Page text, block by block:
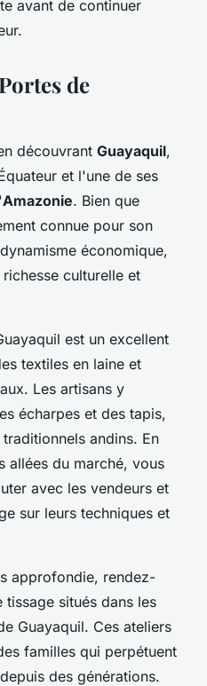
avant de continuer
de
découvrant Guayaquil,
et l'une de ses
Amazonie. Bien que
connue pour son
économique,
culturelle et
est un excellent
textiles en laine et
Les artisans y
écharpes et des tapis,
andins. En
allées du marché, vous
avec les vendeurs et
sur leurs techniques et
approfondie, rendez-
situés dans les
Guayaquil. Ces ateliers
familles qui perpétuent
des générations.